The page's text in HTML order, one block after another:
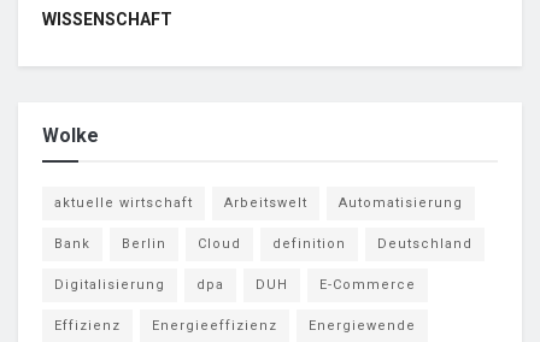
WISSENSCHAFT
Wolke
aktuelle wirtschaft Arbeitswelt Automatisierung
Bank Berlin Cloud definition Deutschland
Digitalisierung dpa DUH E-Commerce
Effizienz Energieeffizienz Energiewende